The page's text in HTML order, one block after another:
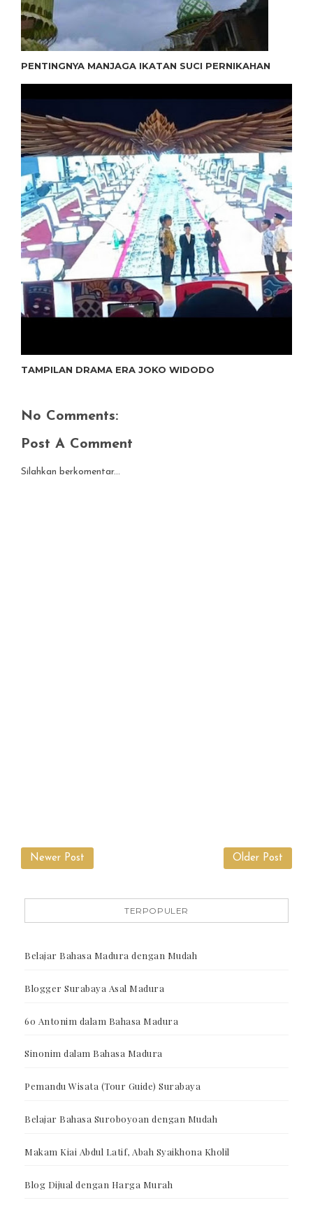
PENTINGNYA MANJAGA IKATAN SUCI PERNIKAHAN
TAMPILAN DRAMA ERA JOKO WIDODO
No Comments:
Post A Comment
Silahkan berkomentar...
Newer Post Older Post
TERPOPULER
Belajar Bahasa Madura dengan Mudah
Blogger Surabaya Asal Madura
60 Antonim dalam Bahasa Madura
Sinonim dalam Bahasa Madura
Pemandu Wisata (Tour Guide) Surabaya
Belajar Bahasa Suroboyoan dengan Mudah
Makam Kiai Abdul Latif, Abah Syaikhona Kholil
Blog Dijual dengan Harga Murah